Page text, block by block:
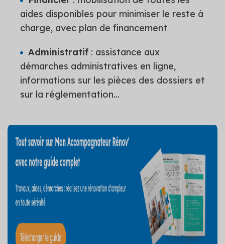
aides disponibles pour minimiser le reste à
charge, avec plan de financement
Administratif : assistance aux
démarches administratives en ligne,
informations sur les pièces des dossiers et
sur la réglementation…